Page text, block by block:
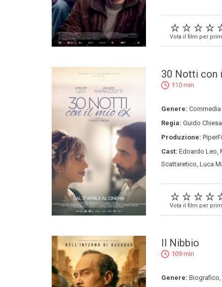
Vota il film per
30 Notti con
110 min
Genere: Commedia
Regia: Guido Chiesa
Produzione:
Cast: Edoardo Leo,
Scattaretico, Luca
Vota il film per
Il Nibbio
109 min
Genere: Biografico,